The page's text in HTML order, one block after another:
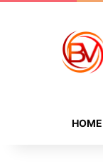
HOME